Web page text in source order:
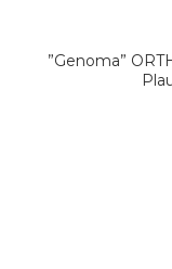
”Genoma”